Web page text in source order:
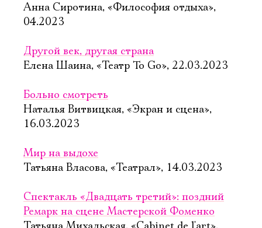
Анна Сиротина, «Философия отдыха»,
04.2023
Другой век, другая страна
Елена Шаина, «Театр To Go», 22.03.2023
Больно смотреть
Наталья Витвицкая, «Экран и сцена»,
16.03.2023
Мир на выдохе
Татьяна Власова, «Театрал», 14.03.2023
Спектакль «Двадцать третий»: поздний
Ремарк на сцене Мастерской Фоменко